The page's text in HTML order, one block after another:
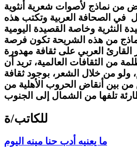
من نماذج لأصوات شعرية أنثوية
في الصحافة العربية وتكتب هذه
النثرية وخاصة القصيدة اليومية
من هذه الشريحة تكون فرصة
القارئ العربي على ثقافة مهدورة
من الثقافات العالمية، تريد أن
ولو من خلال الشعر، بوجود ثقافة
بين أنقاض الحروب الأهلية من
للكاتب/ة
ما يعنيه أدب حنا مينه اليوم